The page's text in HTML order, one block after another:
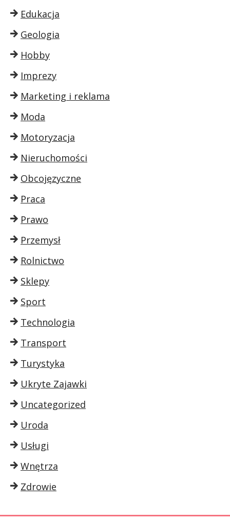
Edukacja
Geologia
Hobby
Imprezy
Marketing i reklama
Moda
Motoryzacja
Nieruchomości
Obcojęzyczne
Praca
Prawo
Przemysł
Rolnictwo
Sklepy
Sport
Technologia
Transport
Turystyka
Ukryte Zajawki
Uncategorized
Uroda
Usługi
Wnętrza
Zdrowie